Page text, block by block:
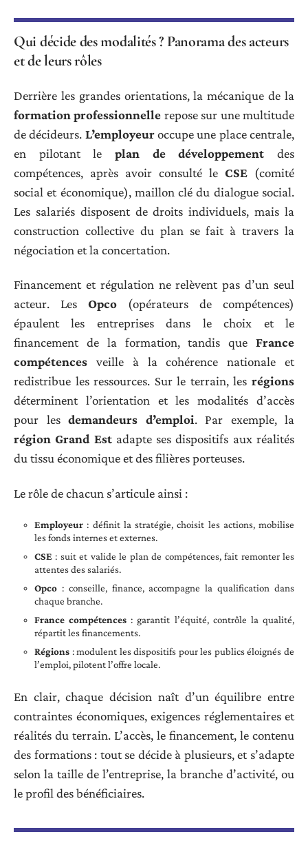
Qui décide des modalités ? Panorama des acteurs
et de leurs rôles
Derrière les grandes orientations, la mécanique de la
formation professionnelle repose sur une multitude
de décideurs. L’employeuroccupe une place centrale,
en pilotant le plan de développement des
compétences, après avoir consulté le CSE (comité
social et économique), maillon clé du dialogue social.
Les salariés disposent de droits individuels, mais la
construction collective du plan se fait à travers la
négociation et la concertation.
Financement et régulation ne relèvent pas d’un seul
acteur. Les Opco (opérateurs de compétences)
épaulent les entreprises dans le choix et le
financement de la formation, tandis que France
compétences veille à la cohérence nationale et
redistribue les ressources. Sur le terrain, les régions
déterminent l’orientation et les modalités d’accès
pour les demandeurs d’emploi. Par exemple, la
région Grand Estadapte ses dispositifs aux réalités
du tissu économique et des filières porteuses.
Le rôle de chacun s’articule ainsi :
Employeur : définit la stratégie, choisit les actions, mobilise
les fonds internes et externes.
CSE : suit et valide le plan de compétences, fait remonter les
attentes des salariés.
Opco : conseille, finance, accompagne la qualification dans
chaque branche.
France compétences : garantit l’équité, contrôle la qualité,
répartit les financements.
Régions : modulent les dispositifs pour les publics éloignés de
l’emploi, pilotent l’offre locale.
En clair, chaque décision naît d’un équilibre entre
contraintes économiques, exigences réglementaires et
réalités du terrain. L’accès, le financement, le contenu
des formations : tout se décide à plusieurs, et s’adapte
selon la taille de l’entreprise, la branche d’activité, ou
le profil des bénéficiaires.